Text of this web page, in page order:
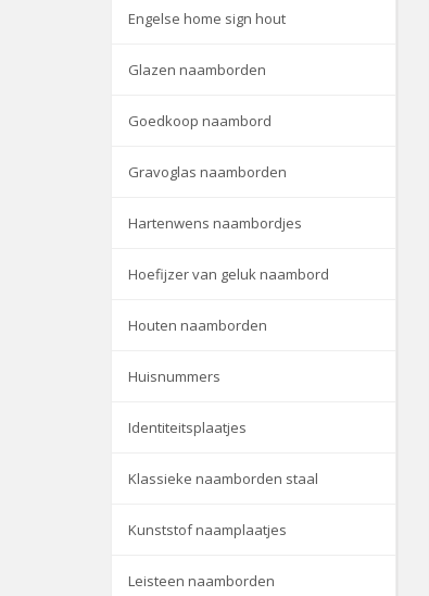
Engelse home sign hout
Glazen naamborden
Goedkoop naambord
Gravoglas naamborden
Hartenwens naambordjes
Hoefijzer van geluk naambord
Houten naamborden
Huisnummers
Identiteitsplaatjes
Klassieke naamborden staal
Kunststof naamplaatjes
Leisteen naamborden